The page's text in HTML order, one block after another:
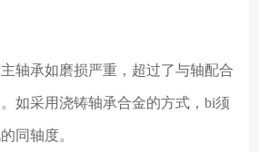
轴承如磨损严重，超过了与轴配合
如采用浇铸轴承合金的方式， bi须
同轴度。